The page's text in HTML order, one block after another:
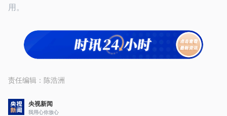
用。
责任编辑： 陈浩洲
央视新闻
我用心你放心